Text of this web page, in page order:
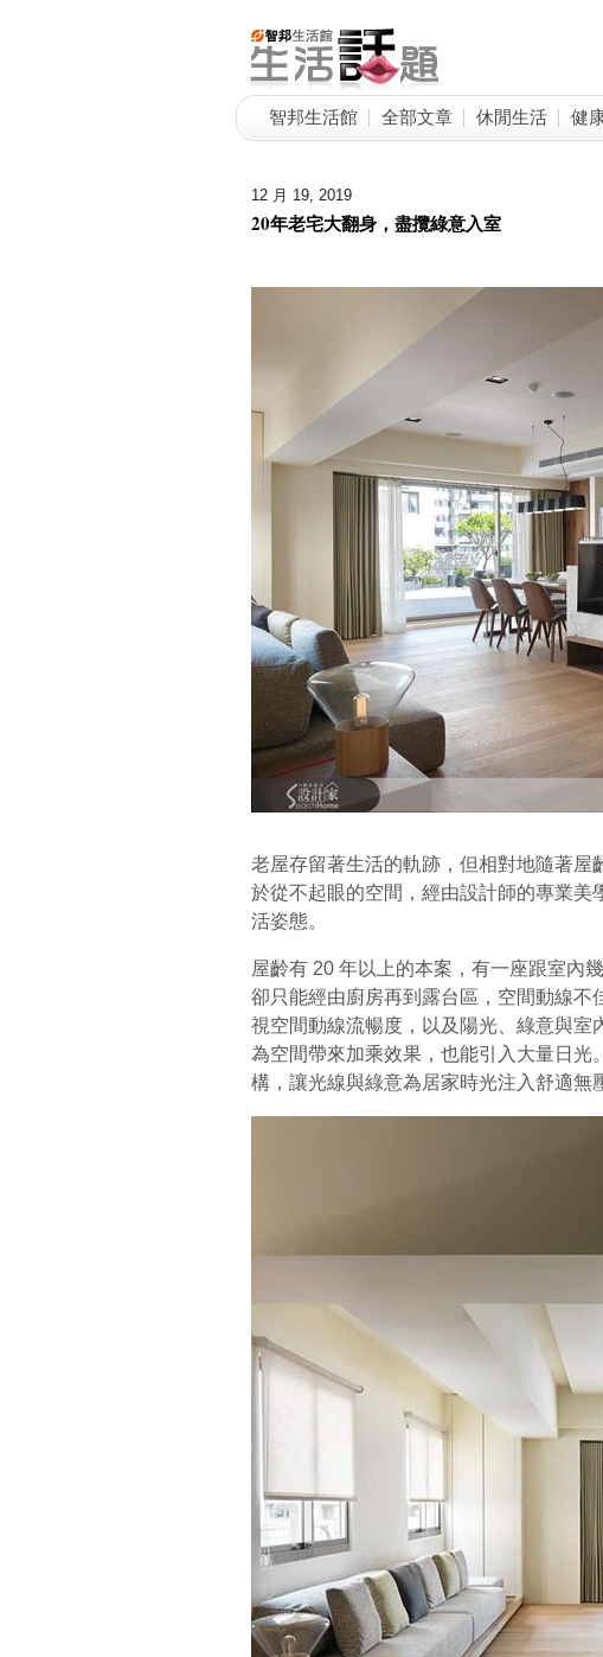
智邦生活館 全部文章 休閒生活 健
12 月 19, 2019
20年老宅大翻身，盡攬綠意入室
老屋存留著生活的軌跡，但相對地隨著
於從不起眼的空間，經由設計師的專業
活姿態。
屋齡有 20 年以上的本案，有一座跟室內
卻只能經由廚房再到露台區，空間動線
視空間動線流暢度，以及陽光、綠意與
為空間帶來加乘效果，也能引入大量日光
構，讓光線與綠意為居家時光注入舒適無